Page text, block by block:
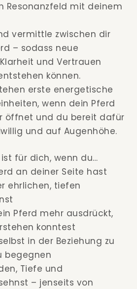
Resonanzfeld mit deinem
vermittle zwischen dir
– sodass neue
und Vertrauen
können.
erste energetische
wenn dein Pferd
öffnet und du bereit dafür
und auf Augenhöhe.
für dich, wenn du…
an deiner Seite hast
ehrlichen, tiefen
Pferd mehr ausdrückt,
konntest
in der Beziehung zu
begegnen
Tiefe und
– jenseits von